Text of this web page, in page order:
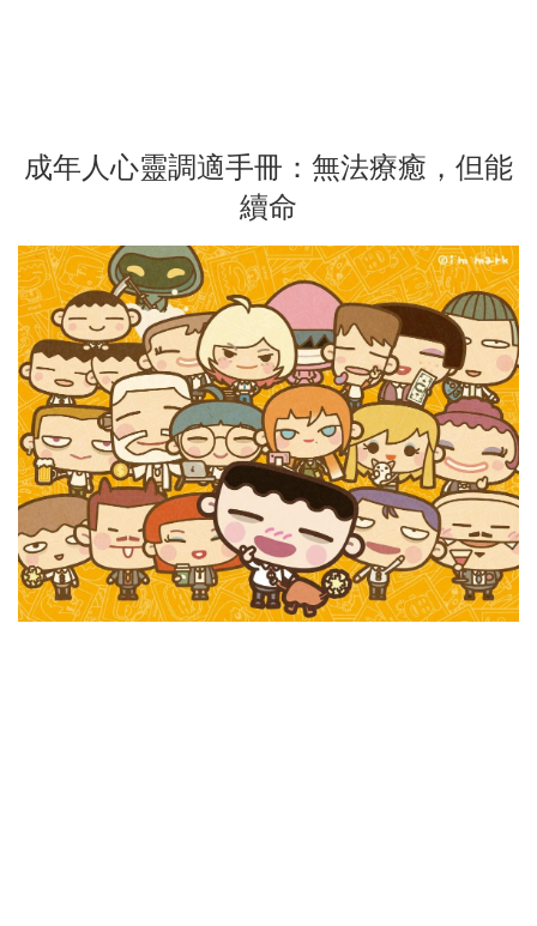
成年人心靈調適手冊：無法療癒，但能
續命